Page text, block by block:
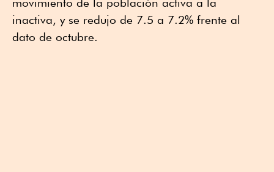
movimiento de la población activa a la
inactiva, y se redujo de 7.5 a 7.2% frente al
dato de octubre.